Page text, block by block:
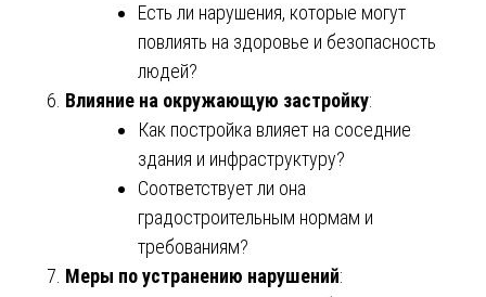
Есть ли нарушения, которые могут
повлиять на здоровье и безопасность
людей?
Влияние на окружающую застройку:
Как постройка влияет на соседние
здания и инфраструктуру?
Соответствует ли она
градостроительным нормам и
требованиям?
Меры по устранению нарушений: